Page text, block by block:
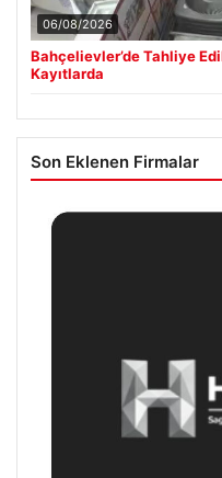
06/08/2026
Bahçelievler’de Tahliye
Kayıtlarda
Son Eklenen Firmalar